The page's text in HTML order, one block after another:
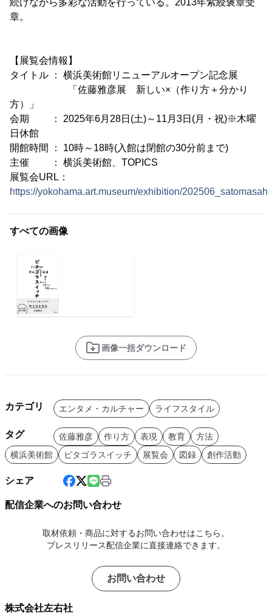
章。
【展覧会情報】
タイトル ： 横浜美術館リニューアルオープン記念展
「佐藤雅彦展 新しい×（作り方＋分かり
方）」
会期 ： 2025年6月28日(土)～11月3日(月・祝)※木曜
日休館
開館時間 ： 10時～18時(入館は閉館の30分前まで)
主催 ： 横浜美術館、TOPICS
展覧会URL：
https://yokohama.art.museum/exhibition/
すべての画像
画像一括ダウンロード
カテゴリ エンタメ・カルチャー ライフスタイル
タグ 佐藤雅彦 作り方 表現 教育
方法
横浜美術館
ピタゴラスイッチ 展覧会 図録 創作活動
シェア
配信企業へのお問い合わせ
取材依頼・商品に対するお問い合わせはこちら。
プレスリリース配信企業に直接連絡できます。
お問い合わせ
株式会社左右社